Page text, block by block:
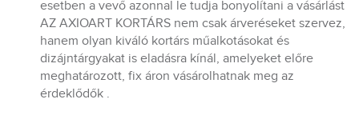
esetben a vevő azonnal le tudja bonyolítani a vásárlást
AZ AXIOART KORTÁRS nem csak árveréseket szervez,
hanem olyan kiváló kortárs műalkotásokat és
dizájntárgyakat is eladásra kínál, amelyeket előre
meghatározott, fix áron vásárolhatnak meg az
érdeklődők .